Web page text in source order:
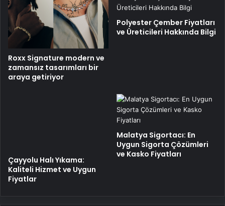
Roxx Signature modern ve
zamansız tasarımları bir
araya getiriyor
Polyester Çember Fiyatları
ve Üreticileri Hakkında Bilgi
Çayyolu Halı Yıkama:
Kaliteli Hizmet ve Uygun
Fiyatlar
Malatya Sigortacı: En
Uygun Sigorta Çözümleri
ve Kasko Fiyatları